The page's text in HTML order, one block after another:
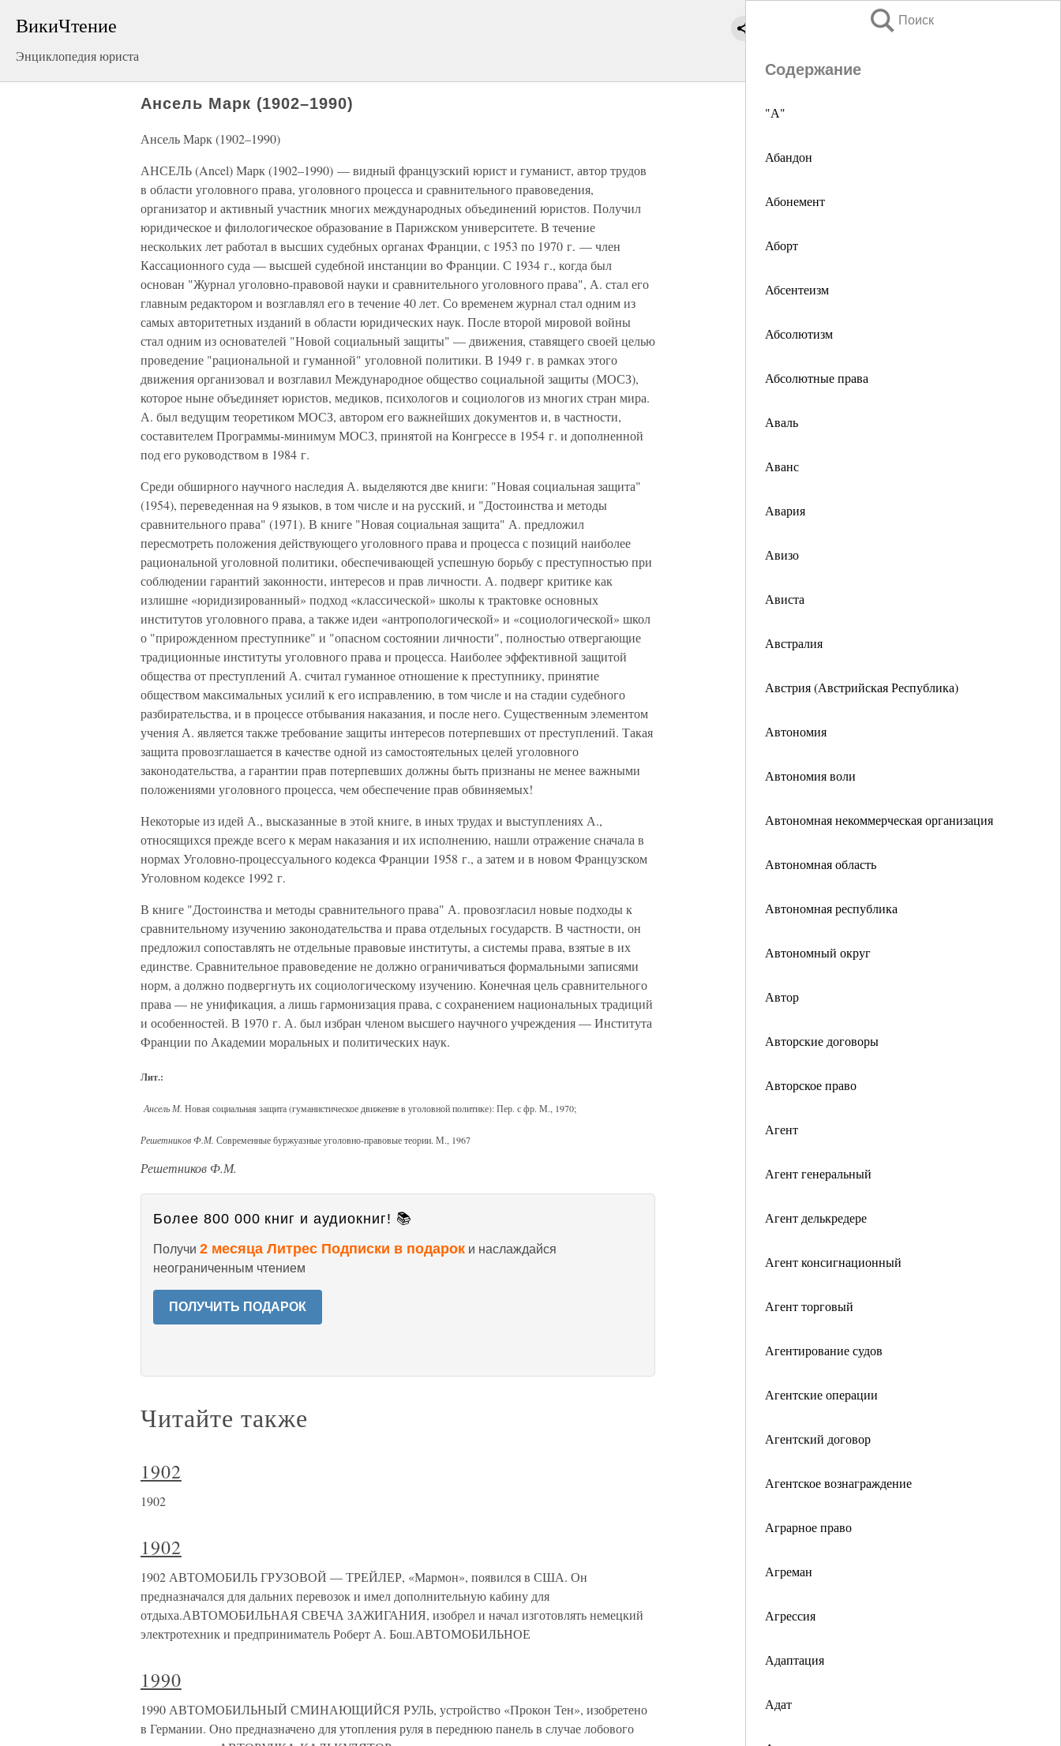
ВикиЧтение
Энциклопедия юриста
Поиск
Содержание
"А"
Абандон
Абонемент
Аборт
Абсентеизм
Абсолютизм
Абсолютные права
Аваль
Аванс
Авария
Авизо
Ависта
Австралия
Австрия (Австрийская Республика)
Автономия
Автономия воли
Автономная некоммерческая организация
Автономная область
Автономная республика
Автономный округ
Автор
Авторские договоры
Авторское право
Агент
Агент генеральный
Агент делькредере
Агент консигнационный
Агент торговый
Агентирование судов
Агентские операции
Агентский договор
Агентское вознаграждение
Аграрное право
Агреман
Агрессия
Адаптация
Адат
Ансель Марк (1902–1990)
Ансель Марк (1902–1990)
АНСЕЛЬ (Ancel) Марк (1902–1990) — видный французский юрист и гуманист, автор трудов
в области уголовного права, уголовного процесса и сравнительного правоведения,
организатор и активный участник многих международных объединений юристов. Получил
юридическое и филологическое образование в Парижском университете. В течение
нескольких лет работал в высших судебных органах Франции, с 1953 по 1970 г. — член
Кассационного суда — высшей судебной инстанции во Франции. С 1934 г., когда был
основан "Журнал уголовно-правовой науки и сравнительного уголовного права", А. стал его
главным редактором и возглавлял его в течение 40 лет. Со временем журнал стал одним из
самых авторитетных изданий в области юридических наук. После второй мировой войны
стал одним из основателей "Новой социальный защиты" — движения, ставящего своей целью
проведение "рациональной и гуманной" уголовной политики. В 1949 г. в рамках этого
движения организовал и возглавил Международное общество социальной защиты (МОСЗ),
которое ныне объединяет юристов, медиков, психологов и социологов из многих стран мира.
А. был ведущим теоретиком МОСЗ, автором его важнейших документов и, в частности,
составителем Программы-минимум МОСЗ, принятой на Конгрессе в 1954 г. и дополненной
под его руководством в 1984 г.
Среди обширного научного наследия А. выделяются две книги: "Новая социальная защита"
(1954), переведенная на 9 языков, в том числе и на русский, и "Достоинства и методы
сравнительного права" (1971). В книге "Новая социальная защита" А. предложил
пересмотреть положения действующего уголовного права и процесса с позиций наиболее
рациональной уголовной политики, обеспечивающей успешную борьбу с преступностью при
соблюдении гарантий законности, интересов и прав личности. А. подверг критике как
излишне «юридизированный» подход «классической» школы к трактовке основных
институтов уголовного права, а также идеи «антропологической» и «социологической» школ
о "прирожденном преступнике" и "опасном состоянии личности", полностью отвергающие
традиционные институты уголовного права и процесса. Наиболее эффективной защитой
общества от преступлений А. считал гуманное отношение к преступнику, принятие
обществом максимальных усилий к его исправлению, в том числе и на стадии судебного
разбирательства, и в процессе отбывания наказания, и после него. Существенным элементом
учения А. является также требование защиты интересов потерпевших от преступлений. Такая
защита провозглашается в качестве одной из самостоятельных целей уголовного
законодательства, а гарантии прав потерпевших должны быть признаны не менее важными
положениями уголовного процесса, чем обеспечение прав обвиняемых!
Некоторые из идей А., высказанные в этой книге, в иных трудах и выступлениях А.,
относящихся прежде всего к мерам наказания и их исполнению, нашли отражение сначала в
нормах Уголовно-процессуального кодекса Франции 1958 г., а затем и в новом Французском
Уголовном кодексе 1992 г.
В книге "Достоинства и методы сравнительного права" А. провозгласил новые подходы к
сравнительному изучению законодательства и права отдельных государств. В частности, он
предложил сопоставлять не отдельные правовые институты, а системы права, взятые в их
единстве. Сравнительное правоведение не должно ограничиваться формальными записями
норм, а должно подвергнуть их социологическому изучению. Конечная цель сравнительного
права — не унификация, а лишь гармонизация права, с сохранением национальных традиций
и особенностей. В 1970 г. А. был избран членом высшего научного учреждения — Института
Франции по Академии моральных и политических наук.
Лит.:
Ансель М. Новая социальная защита (гуманистическое движение в уголовной политике): Пер. с фр. М., 1970;
Решетников Ф.М. Современные буржуазные уголовно-правовые теории. М., 1967
Решетников Ф.М.
Более 800 000 книг и аудиокниг! 📚
Получи 2 месяца Литрес Подписки в подарок и наслаждайся
неограниченным чтением
ПОЛУЧИТЬ ПОДАРОК
Читайте также
1902
1902
1902
1902 АВТОМОБИЛЬ ГРУЗОВОЙ — ТРЕЙЛЕР, «Мармон», появился в США. Он
предназначался для дальних перевозок и имел дополнительную кабину для
отдыха.АВТОМОБИЛЬНАЯ СВЕЧА ЗАЖИГАНИЯ, изобрел и начал изготовлять немецкий
электротехник и предприниматель Роберт А. Бош.АВТОМОБИЛЬНОЕ
1990
1990 АВТОМОБИЛЬНЫЙ СМИНАЮЩИЙСЯ РУЛЬ, устройство «Прокон Тен», изобретено
в Германии. Оно предназначено для утопления руля в переднюю панель в случае лобового